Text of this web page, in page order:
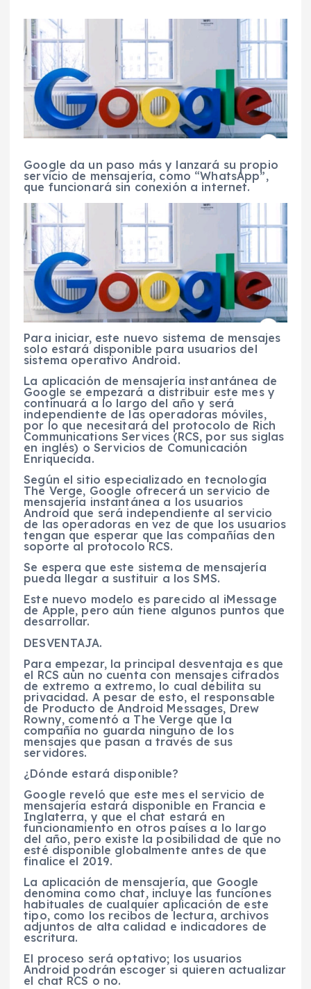
Google da un paso más y lanzará su propio
servicio de mensajería, como “WhatsApp”,
que funcionará sin conexión a internet.
Para iniciar, este nuevo sistema de mensajes
solo estará disponible para usuarios del
sistema operativo Android.
La aplicación de mensajería instantánea de
Google se empezará a distribuir este mes y
continuará a lo largo del año y será
independiente de las operadoras móviles,
por lo que necesitará del protocolo de Rich
Communications Services (RCS, por sus siglas
en inglés) o Servicios de Comunicación
Enriquecida.
Según el sitio especializado en tecnología
The Verge, Google ofrecerá un servicio de
mensajería instantánea a los usuarios
Android que será independiente al servicio
de las operadoras en vez de que los usuarios
tengan que esperar que las compañías den
soporte al protocolo RCS.
Se espera que este sistema de mensajería
pueda llegar a sustituir a los SMS.
Este nuevo modelo es parecido al iMessage
de Apple, pero aún tiene algunos puntos que
desarrollar.
DESVENTAJA.
Para empezar, la principal desventaja es que
el RCS aún no cuenta con mensajes cifrados
de extremo a extremo, lo cual debilita su
privacidad. A pesar de esto, el responsable
de Producto de Android Messages, Drew
Rowny, comentó a The Verge que la
compañía no guarda ninguno de los
mensajes que pasan a través de sus
servidores.
¿Dónde estará disponible?
Google reveló que este mes el servicio de
mensajería estará disponible en Francia e
Inglaterra, y que el chat estará en
funcionamiento en otros países a lo largo
del año, pero existe la posibilidad de que no
esté disponible globalmente antes de que
finalice el 2019.
La aplicación de mensajería, que Google
denomina como chat, incluye las funciones
habituales de cualquier aplicación de este
tipo, como los recibos de lectura, archivos
adjuntos de alta calidad e indicadores de
escritura.
El proceso será optativo; los usuarios
Android podrán escoger si quieren actualizar
el chat RCS o no.